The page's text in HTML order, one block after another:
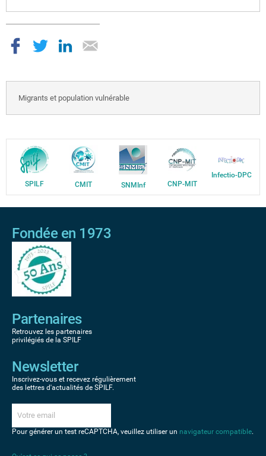
Migrants et population vulnérable
SPILF CMIT SNMInf CNP-MIT
Infectio-DPC
Fondée en 1973
Partenaires
Retrouvez les partenaires
privilégiés de la SPILF
Newsletter
Inscrivez-vous et recevez régulièrement
des lettres d'actualités de SPILF.
Pour générer un test reCAPTCHA, veuillez utiliser un navigateur compatible.